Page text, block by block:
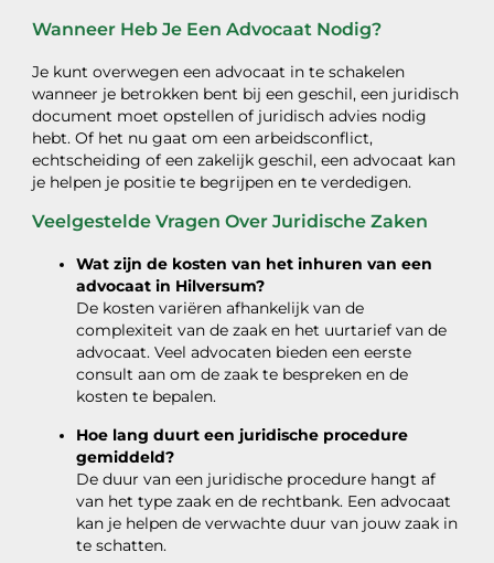
Wanneer Heb Je Een Advocaat Nodig?
Je kunt overwegen een advocaat in te schakelen
wanneer je betrokken bent bij een geschil, een juridisch
document moet opstellen of juridisch advies nodig
hebt. Of het nu gaat om een arbeidsconflict,
echtscheiding of een zakelijk geschil, een advocaat kan
je helpen je positie te begrijpen en te verdedigen.
Veelgestelde Vragen Over Juridische Zaken
Wat zijn de kosten van het inhuren van een
advocaat in Hilversum?
De kosten variëren afhankelijk van de
complexiteit van de zaak en het uurtarief van de
advocaat. Veel advocaten bieden een eerste
consult aan om de zaak te bespreken en de
kosten te bepalen.
Hoe lang duurt een juridische procedure
gemiddeld?
De duur van een juridische procedure hangt af
van het type zaak en de rechtbank. Een advocaat
kan je helpen de verwachte duur van jouw zaak in
te schatten.